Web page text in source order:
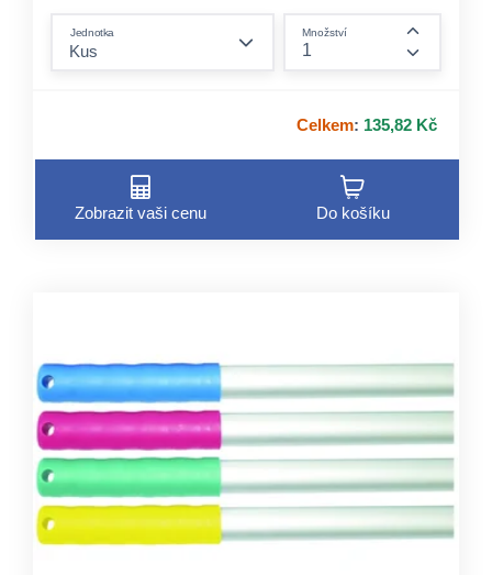
Jednotka Množství
Celkem: 135,82 Kč
Zobrazit vaši cenu Do košíku